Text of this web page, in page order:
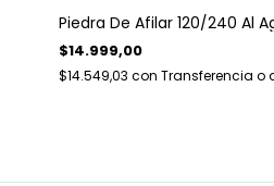
Piedra De Afilar 120/240 Al
$14.999,00
$14.549,03 con Transferencia o